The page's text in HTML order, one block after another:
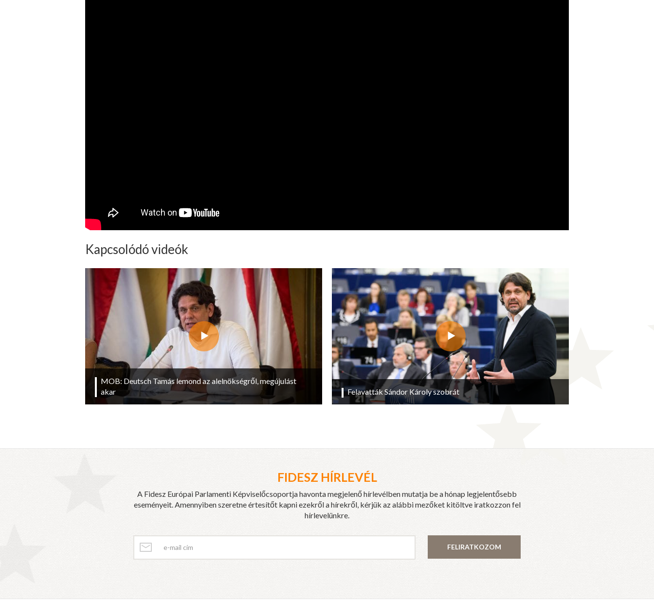
Kapcsolódó videók
MOB: Deutsch Tamás lemond az alelnökségről, megújulást
akar
Felavatták Sándor Károly szobrát
FIDESZ HÍRLEVÉL
A Fidesz Európai Parlamenti Képviselőcsoportja havonta megjelenő hírlevélben mutatja be a hónap legjelentősebb
eseményeit. Amennyiben szeretne értesítőt kapni ezekről a hírekről, kérjük az alábbi mezőket kitöltve iratkozzon fel
hírlevelünkre.
FELIRATKOZOM